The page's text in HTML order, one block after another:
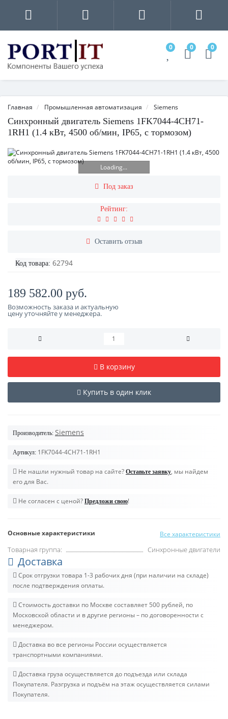
0 0 0
Главная Промышленная автоматизация Siemens
Синхронный двигатель Siemens 1FK7044-4CH71-
1RH1 (1.4 кВт, 4500 об/мин, IP65, с тормозом)
Loading...
Под заказ
Рейтинг:
Оставить отзыв
Код товара: 62794
189 582.00 руб.
Возможность заказа и актуальную
цену уточняйте у менеджера.
В корзину
Купить в один клик
Производитель: Siemens
Артикул: 1FK7044-4CH71-1RH1
Не нашли нужный товар на сайте? Оставьте заявку, мы найдем
его для Вас.
Не согласен с ценой? Предложи свою!
Основные характеристики Все характеристики
Товарная группа: Синхронные двигатели
Доставка
Срок отгрузки товара 1-3 рабочих дня (при наличии на складе)
после подтверждения оплаты.
Стоимость доставки по Москве составляет 500 рублей, по
Московской области и в другие регионы – по договоренности с
менеджером.
Доставка во все регионы России осуществляется
транспортными компаниями.
Доставка груза осуществляется до подъезда или склада
Покупателя. Разгрузка и подъём на этаж осуществляется силами
Покупателя.